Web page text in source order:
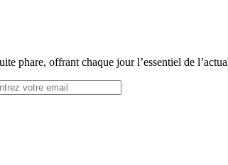
phare, offrant chaque jour l’essentiel de